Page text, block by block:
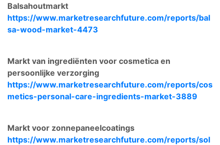
Balsahoutmarkt
https://www.marketresearchfuture.com/reports/bal
sa-wood-market-4473
Markt van ingrediënten voor cosmetica en
persoonlijke verzorging
https://www.marketresearchfuture.com/reports/cos
metics-personal-care-ingredients-market-3889
Markt voor zonnepaneelcoatings
https://www.marketresearchfuture.com/reports/sol